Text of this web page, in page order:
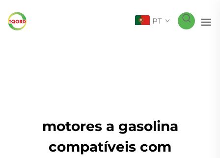
PT
motores a gasolina
compatíveis com